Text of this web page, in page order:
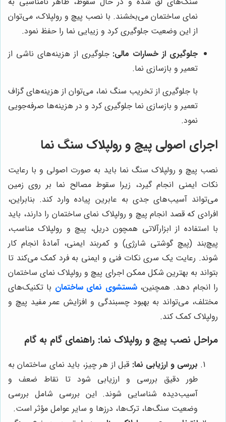
نمای ساختمان می‌بخشند. با نصب پیچ و رولپلاک، می‌توان
از این وضعیت جلوگیری کرد و زیبایی نما را حفظ نمود.
جلوگیری از خسارات مالی: جلوگیری از هزینه‌های ناشی از
تعمیر و بازسازی نما.
با جلوگیری از تخریب سنگ نما، می‌توان از هزینه‌های گزاف
تعمیر و بازسازی نما جلوگیری کرد و در هزینه‌ها صرفه‌جویی
نمود.
اجرای اصولی پیچ و رولپلاک سنگ نما
نصب پیچ و رولپلاک سنگ نما باید به صورت اصولی و با رعایت
نکات ایمنی انجام گیرد، زیرا سقوط مصالح نما بر روی زمین
می‌تواند آسیب‌های جدی به عابرین پیاده وارد کند. بنابراین،
افرادی که قصد انجام پیچ و رولپلاک نمای ساختمان را دارند، باید
با استفاده از ابزارآلاتی همچون دریل، پیچ و رولپلاک مناسب،
پیچ‌بند (پیچ گوشتی شارژی) و کمربند ایمنی، آمادۀ انجام کار
شوند. رعایت یک سری نکات فنی و ایمنی به فرد کمک می‌کند تا
بتواند به بهترین شکل ممکن اجرای پیچ و رولپلاک نمای ساختمان
را انجام دهد. همچنین،شستشوی نمای ساختمان با تکنیک‌های
مختلف، می‌تواند به بهبود چسبندگی و افزایش عمر مفید پیچ و
رولپلاک کمک کند.
مراحل نصب پیچ و رولپلاک نما: راهنمای گام به گام
بررسی و ارزیابی نما: قبل از هر چیز، باید نمای ساختمان به
طور دقیق بررسی و ارزیابی شود تا نقاط ضعف و
آسیب‌دیده شناسایی شوند. این بررسی شامل بررسی
وضعیت سنگ‌ها، ترک‌ها، درزها و سایر عوامل مؤثر است.